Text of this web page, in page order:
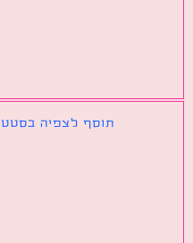
תוסף לצפיה